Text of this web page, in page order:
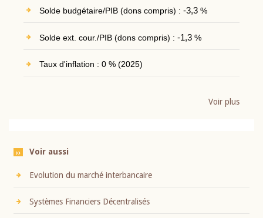
Solde budgétaire/PIB (dons compris) : -3,3%
Solde ext. cour./PIB (dons compris) : -1,3%
Taux d'inflation : 0 % (2025)
Voir plus
Voir aussi
Evolution du marché interbancaire
Systèmes Financiers Décentralisés